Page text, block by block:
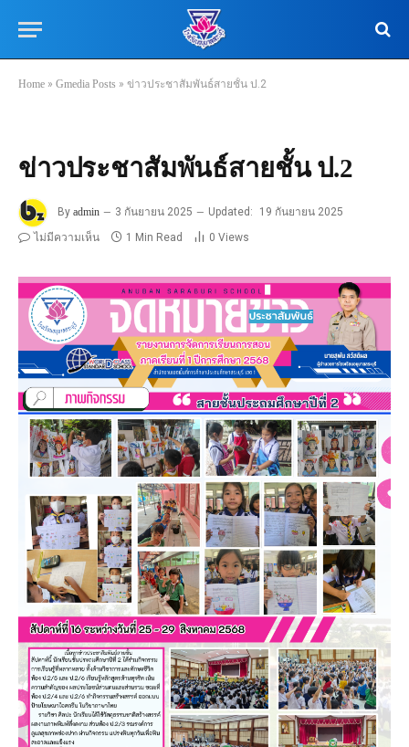
Home » Gmedia Posts » ข่าวประชาสัมพันธ์สายชั้น ป.2
ข่าวประชาสัมพันธ์สายชั้น ป.2
By admin 3 กันยายน 2025 Updated:
19 กันยายน 2025
ไม่มีความเห็น
1 Min Read 0 Views